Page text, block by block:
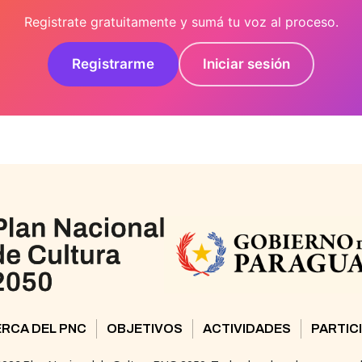
Registrate gratuitamente y sumá tu voz al proceso.
Registrarme Iniciar sesión
DEL PNC OBJETIVOS ACTIVIDADES